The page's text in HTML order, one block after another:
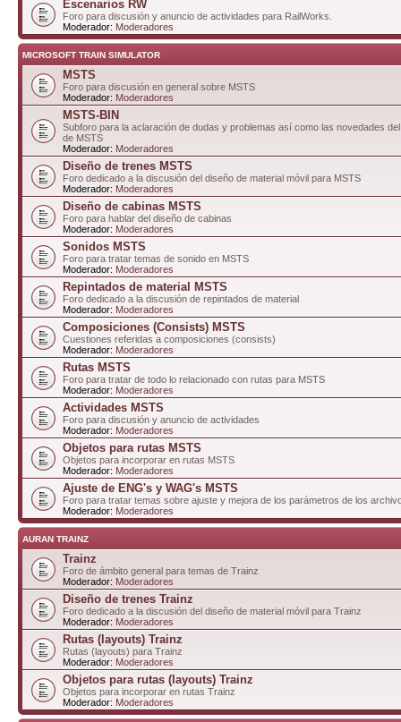
Escenarios RW
Foro para discusión y anuncio de actividades para RailWorks.
Moderador: Moderadores
MICROSOFT TRAIN SIMULATOR
MSTS
Foro para discusión en general sobre MSTS
Moderador: Moderadores
MSTS-BIN
Subforo para la aclaración de dudas y problemas así como las novedades
de MSTS
Moderador: Moderadores
Diseño de trenes MSTS
Foro dedicado a la discusión del diseño de material móvil para MSTS
Moderador: Moderadores
Diseño de cabinas MSTS
Foro para hablar del diseño de cabinas
Moderador: Moderadores
Sonidos MSTS
Foro para tratar temas de sonido en MSTS
Moderador: Moderadores
Repintados de material MSTS
Foro dedicado a la discusión de repintados de material
Moderador: Moderadores
Composiciones (Consists) MSTS
Cuestiones referidas a composiciones (consists)
Moderador: Moderadores
Rutas MSTS
Foro para tratar de todo lo relacionado con rutas para MSTS
Moderador: Moderadores
Actividades MSTS
Foro para discusión y anuncio de actividades
Moderador: Moderadores
Objetos para rutas MSTS
Objetos para incorporar en rutas MSTS
Moderador: Moderadores
Ajuste de ENG's y WAG's MSTS
Foro para tratar temas sobre ajuste y mejora de los parámetros de los
Moderador: Moderadores
AURAN TRAINZ
Trainz
Foro de ámbito general para temas de Trainz
Moderador: Moderadores
Diseño de trenes Trainz
Foro dedicado a la discusión del diseño de material móvil para Trainz
Moderador: Moderadores
Rutas (layouts) Trainz
Rutas (layouts) para Trainz
Moderador: Moderadores
Objetos para rutas (layouts) Trainz
Objetos para incorporar en rutas Trainz
Moderador: Moderadores